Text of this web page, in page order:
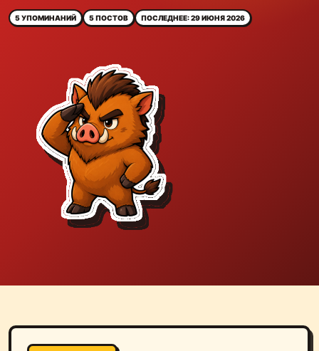
5 УПОМИНАНИЙ 5 ПОСТОВ ПОСЛЕДНЕЕ: 29 ИЮНЯ 2026